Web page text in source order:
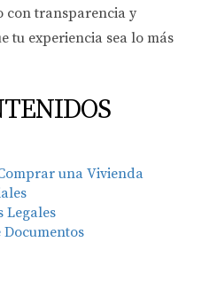
con transparencia y
tu experiencia sea lo más
una Vivienda
Legales